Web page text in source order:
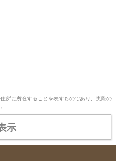
所に所在することを表すものであり、実際の
示